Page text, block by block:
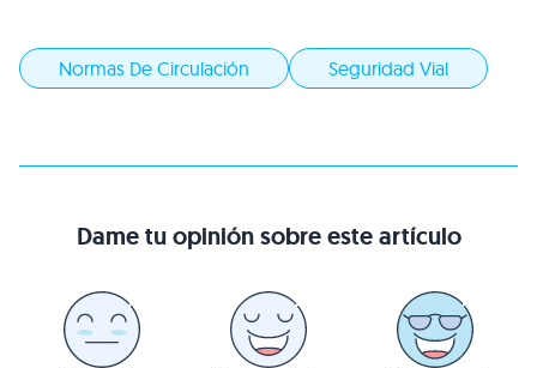
Normas De Circulación Seguridad Vial
Dame tu opinión sobre este artículo